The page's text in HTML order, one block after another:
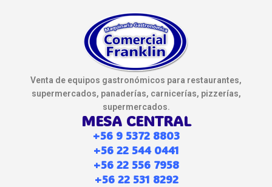
Venta de equipos gastronómicos para restaurantes,
supermercados, panaderías, carnicerías, pizzerías,
supermercados.
MESA CENTRAL
+56 9 5372 8803
+56 22 544 0441
+56 22 556 7958
+56 22 531 8292